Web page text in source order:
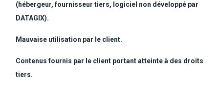
(hébergeur, fournisseur tiers, logiciel non développé par
DATAGIX).
Mauvaise utilisation par le client.
Contenus fournis par le client portant atteinte à des droits
tiers.